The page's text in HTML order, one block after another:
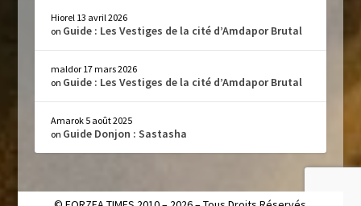
Hiorel 13 avril 2026
on Guide : Les Vestiges de la cité d’Amdapor Brutal
maldor 17 mars 2026
on Guide : Les Vestiges de la cité d’Amdapor Brutal
Amarok 5 août 2025
on Guide Donjon : Sastasha